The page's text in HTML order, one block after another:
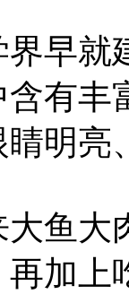
就
有丰
睛明
大
加上